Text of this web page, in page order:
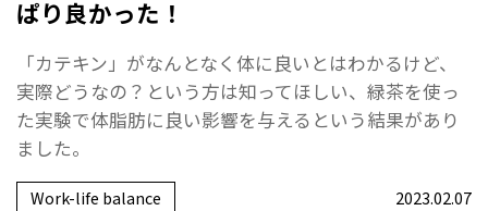
ぱり良かった！
「カテキン」がなんとなく体に良いとはわかるけど、
実際どうなの？という方は知ってほしい、緑茶を使っ
た実験で体脂肪に良い影響を与えるという結果があり
ました。
Work-life balance 2023.02.07